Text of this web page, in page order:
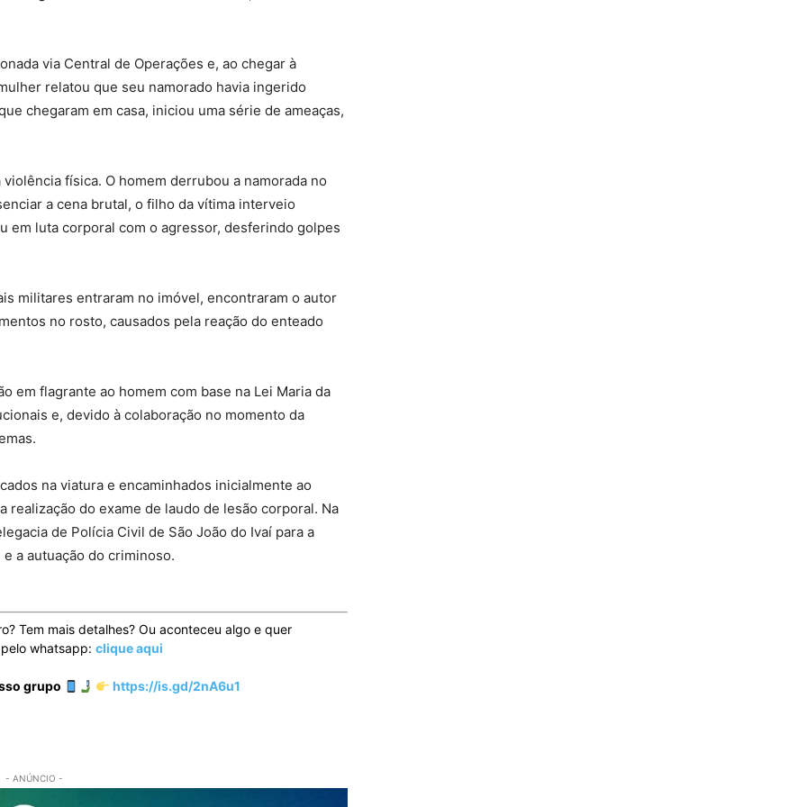
via Central de Operações e, ao chegar à
relatou que seu namorado havia ingerido
chegaram em casa, iniciou uma série de ameaças,
física. O homem derrubou a namorada no
a cena brutal, o filho da vítima interveio
em luta corporal com o agressor, desferindo golpes
militares entraram no imóvel, encontraram o autor
no rosto, causados pela reação do enteado
em flagrante ao homem com base na Lei Maria da
e, devido à colaboração no momento da
na viatura e encaminhados inicialmente ao
realização do exame de laudo de lesão corporal. Na
de Polícia Civil de São João do Ivaí para a
a autuação do criminoso.
Tem mais detalhes? Ou aconteceu algo e quer
whatsapp: clique aqui
grupo https://is.gd/2nA6u1
- ANÚNCIO -